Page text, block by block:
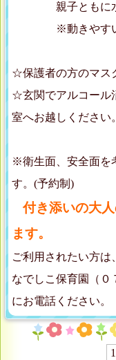
親子ともに水
※動きやすい服
☆保護者の方のマス
☆玄関でアルコール
室へお越しください。
※衛生面、安全面を
す。(予約制)
付き添いの大
ます。
ご利用されたい方は、
なでしこ保育園（０
にお電話ください。